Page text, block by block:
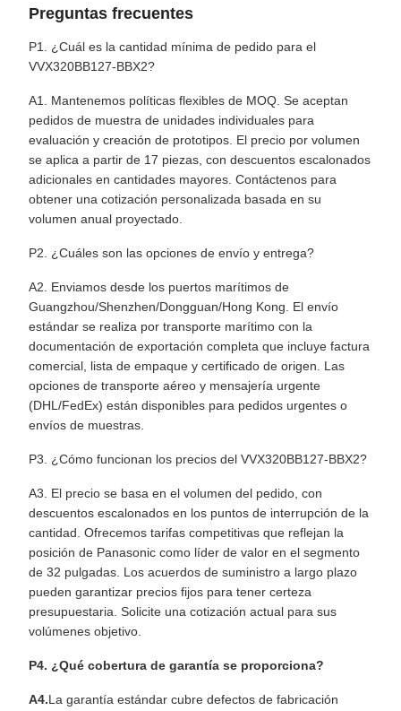
Preguntas frecuentes
P1. ¿Cuál es la cantidad mínima de pedido para el
VVX320BB127-BBX2?
A1. Mantenemos políticas flexibles de MOQ. Se aceptan
pedidos de muestra de unidades individuales para
evaluación y creación de prototipos. El precio por volumen
se aplica a partir de 17 piezas, con descuentos escalonados
adicionales en cantidades mayores. Contáctenos para
obtener una cotización personalizada basada en su
volumen anual proyectado.
P2. ¿Cuáles son las opciones de envío y entrega?
A2. Enviamos desde los puertos marítimos de
Guangzhou/Shenzhen/Dongguan/Hong Kong. El envío
estándar se realiza por transporte marítimo con la
documentación de exportación completa que incluye factura
comercial, lista de empaque y certificado de origen. Las
opciones de transporte aéreo y mensajería urgente
(DHL/FedEx) están disponibles para pedidos urgentes o
envíos de muestras.
P3. ¿Cómo funcionan los precios del VVX320BB127-BBX2?
A3. El precio se basa en el volumen del pedido, con
descuentos escalonados en los puntos de interrupción de la
cantidad. Ofrecemos tarifas competitivas que reflejan la
posición de Panasonic como líder de valor en el segmento
de 32 pulgadas. Los acuerdos de suministro a largo plazo
pueden garantizar precios fijos para tener certeza
presupuestaria. Solicite una cotización actual para sus
volúmenes objetivo.
P4. ¿Qué cobertura de garantía se proporciona?
A4.La garantía estándar cubre defectos de fabricación